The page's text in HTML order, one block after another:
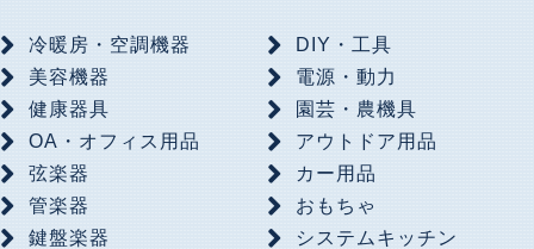
冷暖房・空調機器
美容機器
健康器具
OA・オフィス用品
弦楽器
管楽器
鍵盤楽器
DIY・工具
電源・動力
園芸・農機具
アウトドア用品
カー用品
おもちゃ
システムキッチン